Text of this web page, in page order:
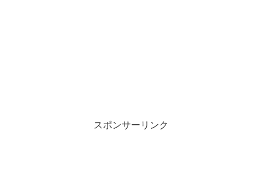
スポンサーリンク